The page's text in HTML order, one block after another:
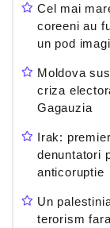
Cel mai
coreeni au
un pod
Moldova
criza
Gagauzia
Irak:
denuntatori
anticoruptie
Un
terorism